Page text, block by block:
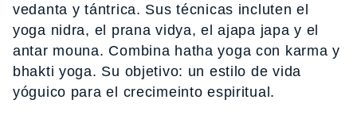
vedanta y tántrica. Sus técnicas incluten el
yoga nidra, el prana vidya, el ajapa japa y el
antar mouna. Combina hatha yoga con karma y
bhakti yoga. Su objetivo: un estilo de vida
yóguico para el crecimeinto espiritual.